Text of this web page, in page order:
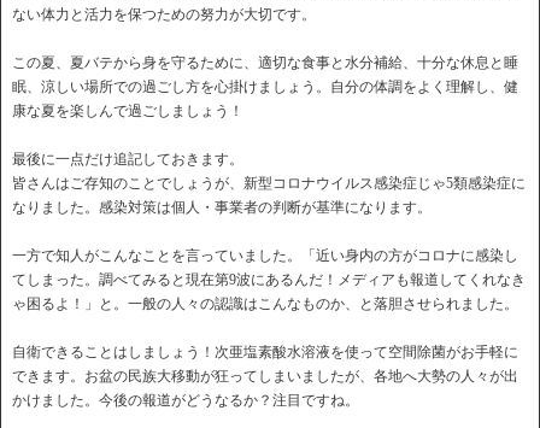
ない体力と活力を保つための努力が大切です。
この夏、夏バテから身を守るために、適切な食事と水分補給、十分な休息と睡
眠、涼しい場所での過ごし方を心掛けましょう。自分の体調をよく理解し、健
康な夏を楽しんで過ごしましょう！
最後に一点だけ追記しておきます。
皆さんはご存知のことでしょうが、新型コロナウイルス感染症じゃ5類感染症に
なりました。感染対策は個人・事業者の判断が基準になります。
一方で知人がこんなことを言っていました。「近い身内の方がコロナに感染し
てしまった。調べてみると現在第9波にあるんだ！メディアも報道してくれなき
ゃ困るよ！」と。一般の人々の認識はこんなものか、と落胆させられました。
自衛できることはしましょう！次亜塩素酸水溶液を使って空間除菌がお手軽に
できます。お盆の民族大移動が狂ってしまいましたが、各地へ大勢の人々が出
かけました。今後の報道がどうなるか？注目ですね。